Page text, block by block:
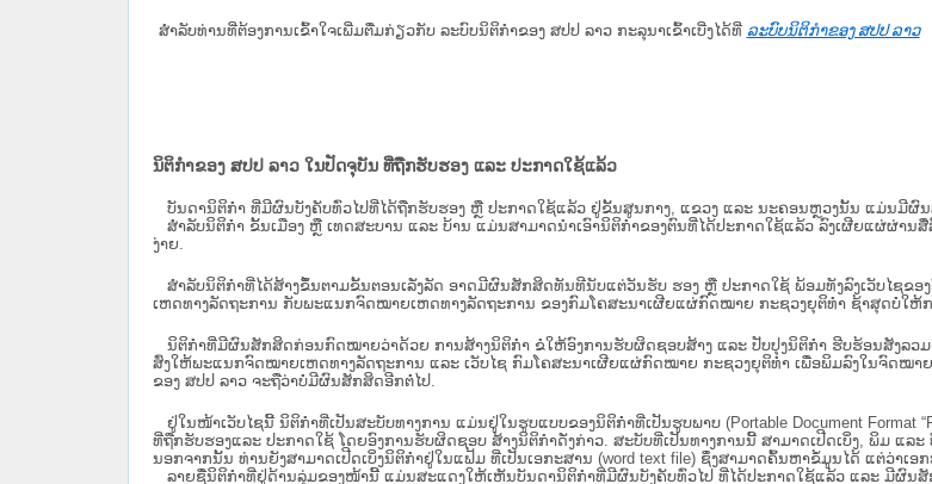
ສໍາລັບທ່ານທີ່ຕ້ອງການເຂົ້າໃຈເພີ່ມຕື່ມກ່ຽວກັບ ລະບົບນິຕິກຳຂອງ ສປປ ລາວ ກະລຸນາເຂົ້າເບີ່ງໄດ້ທີ່ ລະບົບນິຕິກຳຂອງ ສປປ ລາວ
ນິຕິກຳຂອງ ສປປ ລາວ ໃນປັດຈຸບັນ ທີ່ຖືກ​ຮັບ​ຮອງ ແລະ ປະກາດໃຊ້ແລ້ວ
ບັນດານິຕິກໍາ ທີ່ມີຜົນບັງຄັບທົ່ວໄປທີ່ໄດ້ຖືກ​ຮັບ​ຮອງ ຫຼື ປະກາດໃຊ້ແລ້ວ ຢູ່ຂັ້ນ​ສູນ​ກາງ, ແຂວງ ແລະ ນະຄອນຫຼວງນັ້ນ ແມ່ນມີຜົ
ສຳລັບນິ​ຕິ​ກຳ ຂັ້ນເມືອງ ຫຼື ເທດ​ສະ​ບານ ແລະ ບ້ານ ແມ່ນສາມາດນຳເອົານິຕິກຳຂອງຕົນທີ່ໄດ້ປະກາດໃຊ້ແລ້ວ ລົງ​ເຜີຍແຜ່​ຜ່ານ​
ງ່າຍ.
ສໍາລັບນິຕິກໍາທີ່ໄດ້ສ້າງຂຶ້ນຕາມຂັ້ນຕອນເລັ່ງລັດ ອາດມີຜົນສັກສິດທັນທີນັບແຕ່ວັນຮັບ ຮອງ ຫຼື ປະກາດໃຊ້ ພ້ອມທັງລົງເວັບໄຊຂ
ເຫດທາງລັດຖະການ ກັບ​ພະແນກຈົດ​ໝາຍ​ເຫດ​ທາງ​ລັດ​ຖະ​ການ​ ຂອງກົມໂຄສະນາເຜີຍແຜ່ກົດໝາຍ ກະຊວງຍຸຕິທໍາ ຊ້າສຸດບໍ່ໃຫ້
ນິ​ຕິ​ກຳ​ທີ່​ມີ​ຜົນ​ສັກ​ສິດ​ກ່ອນ​ກົດ​ໝາຍ​ວ່າ​ດ້ວຍ​ ການ​ສ້າງ​ນິ​ຕິ​ກຳ ຂໍໃຫ້ອົງ​ການ​ຮັບ​ຜິດ​ຊອບ​ສ້າງ ແລະ ປັບ​ປຸງນິ​ຕິ​ກຳ ຮີບຮ້ອນສັງລ
ສົ່ງໃຫ້​ພະແນກຈົດ​ໝາຍ​ເຫດ​ທາງ​ລັດ​ຖະ​ການ ແລະ ເວັບໄຊ​ ກົມໂຄສະນາເຜີຍແຜ່ກົດໝາຍ ກະຊວງຍຸຕິທໍາ ເພື່ອພິມລົງໃນຈົດໝ
ຂອງ ສປ​ປ ລາວ ​ຈະຖື​ວ່າບໍ່​ມີ​ຜົນ​ສັກ​ສິດ​ອີກ​ຕໍ່​ໄປ.
ຢູ່ໃນໜ້າ​ເວັບ​ໄຊ​ນີ້ ນິຕິກຳທີ່ເປັນສະບັບທາງການ ແມ່ນຢູ່ໃນຮູບແບບຂອງນິຕິກໍາທີ່ເປັນຮູບພາບ (Portable Document Format
ທີ່ຖືກຮັບຮອງແລະ ປະກາດໃຊ້ ໂດຍອົງການຮັບຜິດຊອບ ສ້າງນິຕິກຳດັ່ງກ່າວ. ສະບັບທີ່ເປັນທາງການນີ້ ສາມາດເປີດເບິ່ງ, ພິມ ແລະ
ນອກຈາກນັ້ນ ທ່ານຍັງສາມາດເປີດເບິ່ງນິຕິກຳຢູ່ໃນແຟ້ມ ທີ່ເປັນເອກະສານ (word text file) ຊຶ່ງສາມາດຄົ້ນຫາຂໍ້ມູນໄດ້ ແຕ່ວ່າເ
ລາຍຊື່ນິຕິກຳທີ່ຢູ່ດ້ານລຸ່ມຂອງໜ້ານີ້ ແມ່ນສະແດງໃຫ້ເຫັນບັນດານິຕິກຳທີ່ມີຜົນບັງຄັບທົ່ວໄປ ທີ່ໄດ້ປະກາດໃຊ້ແລ້ວ ແລະ ມີຜົນ